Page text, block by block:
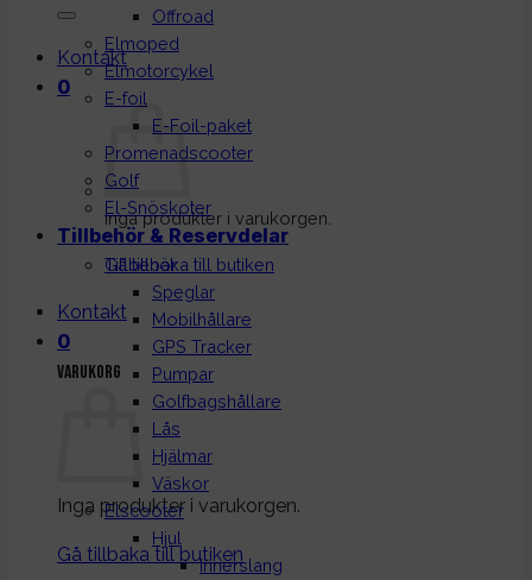
Kontakt
0
Inga produkter i varukorgen.
Gå tillbaka till butiken
Kontakt
0
Varukorg
Inga produkter i varukorgen.
Gå tillbaka till butiken
Offroad
Elmoped
Elmotorcykel
E-foil
E-Foil-paket
Promenadscooter
Golf
El-Snöskoter
Tillbehör & Reservdelar
Tillbehör
Speglar
Mobilhållare
GPS Tracker
Pumpar
Golfbagshållare
Lås
Hjälmar
Väskor
Elscooter
Hjul
Innerslang